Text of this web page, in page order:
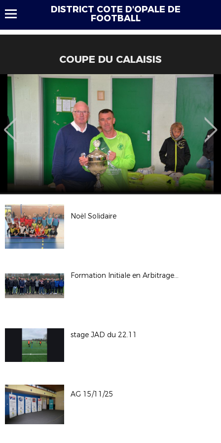
DISTRICT COTE D'OPALE DE
FOOTBALL
COUPE DU CALAISIS
Noël Solidaire
Formation Initiale en Arbitrage : 23 nouveaux arbitres formés à Saint-Omer
stage JAD du 22.11
AG 15/11/25